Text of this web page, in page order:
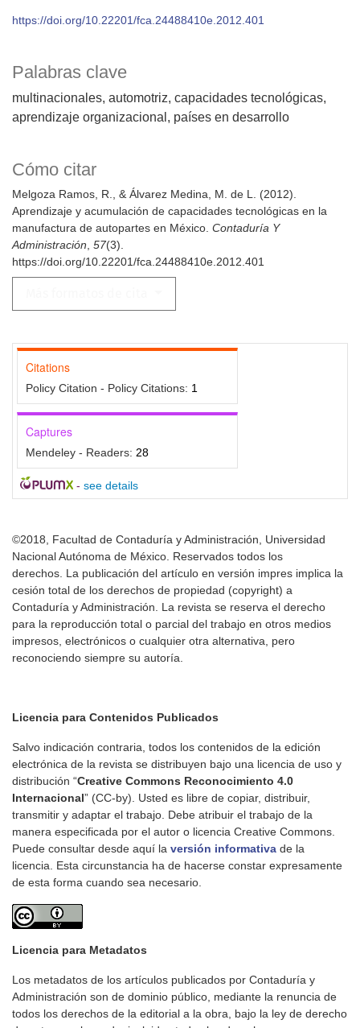
Palabras clave
multinacionales automotriz capacidades tecnológicas
aprendizaje organizacional
países en desarrollo
Cómo citar
Melgoza Ramos, R., & Álvarez Medina, M. de L. (2012).
Aprendizaje y acumulación de capacidades tecnológicas en la
manufactura de autopartes en México. Contaduría Y
Administración 57(3).
https://doi.org/10.22201/fca.24488410e.2012.401
Citations
Policy Citation - Policy Citations: 1
Captures
Mendeley - Readers: 28
- see details
https://doi.org/10.22201/fca.24488410e.2012.401
©2018, Facultad de Contaduría y Administración, Universidad
Nacional Autónoma de México. Reservados todos los
derechos. La publicación del artículo en versión impres implica la
cesión total de los derechos de propiedad (copyright) a
Contaduría y Administración. La revista se reserva el derecho
para la reproducción total o parcial del trabajo en otros medios
impresos, electrónicos o cualquier otra alternativa, pero
reconociendo siempre su autoría.
Licencia para Contenidos Publicados
Salvo indicación contraria, todos los contenidos de la edición
electrónica de la revista se distribuyen bajo una licencia de uso y
distribución “Creative Commons Reconocimiento 4.0
Internacional” (CC-by). Usted es libre de copiar, distribuir,
transmitir y adaptar el trabajo. Debe atribuir el trabajo de la
manera especificada por el autor o licencia Creative Commons.
Puede consultar desde aquí la versión informativa de la
licencia. Esta circunstancia ha de hacerse constar expresamente
de esta forma cuando sea necesario.
Licencia para Metadatos
Los metadatos de los artículos publicados por Contaduría y
Administración son de dominio público, mediante la renuncia de
todos los derechos de la editorial a la obra, bajo la ley de derecho